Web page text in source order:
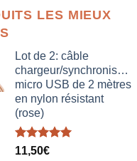
LES MIEUX
Lot de 2: câble
chargeur/synchronisation
micro USB de 2 mètres
en nylon résistant
(rose)
Note5.00
11,50€